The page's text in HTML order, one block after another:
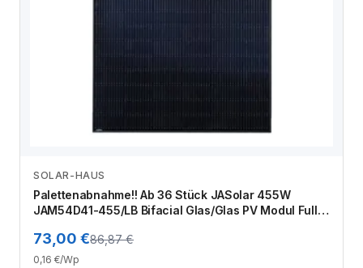
SOLAR-HAUS
Palettenabnahme!! Ab 36 Stück JASolar 455W
JAM54D41-455/LB Bifacial Glas/Glas PV Modul Full
73,00 €86,87 €
0,16 €/Wp